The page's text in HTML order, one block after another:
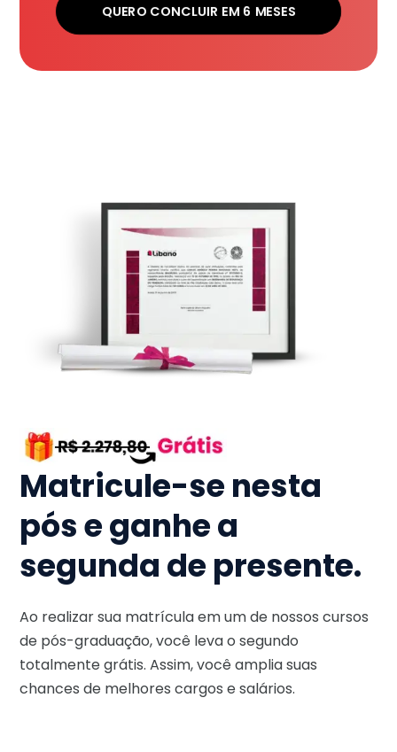
QUERO CONCLUIR EM 6 MESES
Matricule-se nesta
pós e ganhe a
segunda de presente.
Ao realizar sua matrícula em um de nossos cursos
de pós-graduação, você leva o segundo
totalmente grátis. Assim, você amplia suas
chances de melhores cargos e salários.